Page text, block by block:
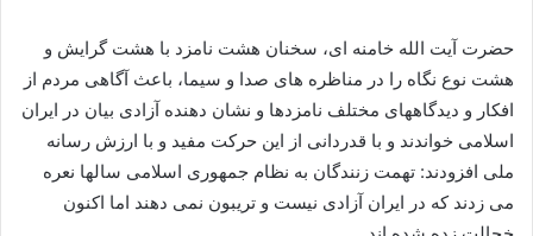
حضرت آیت الله خامنه ای، سخنان هشت نامزد با هشت گرایش و
هشت نوع نگاه را در مناظره های صدا و سیما، باعث آگاهی مردم از
افکار و دیدگاههای مختلف نامزدها و نشان دهنده آزادی بیان در ایران
اسلامی خواندند و با قدردانی از این حرکت مفید و با ارزش رسانه
ملی افزودند: تهمت زنندگان به نظام جمهوری اسلامی سالها نعره
می زدند که در ایران آزادی نیست و تریبون نمی دهند اما اکنون